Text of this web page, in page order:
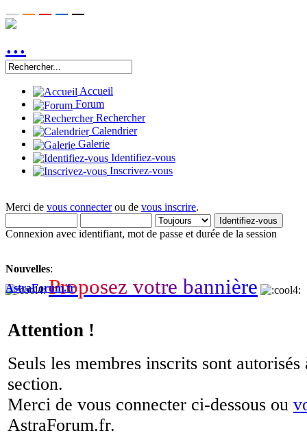
Accueil
Forum
Rechercher
Calendrier
Galerie
Identifiez-vous
Inscrivez-vous
Merci de vous connecterou de vous inscrire.
Connexion avec identifiant, mot de passe et durée de la session
Nouvelles:
Proposez votre bannière
AstraForum.fr
Attention !
Seuls les membres inscrits sont autorisés
section.
Merci de vous connecter ci-dessous ou
AstraForum.fr.